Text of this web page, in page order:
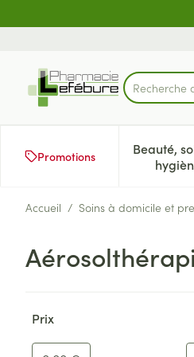
Rechercher
Recherche
Promotions
Beauté,
Accueil / Soins à domicile et
Prix